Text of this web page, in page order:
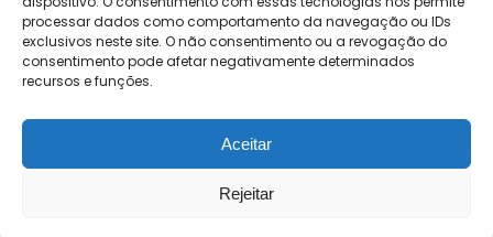
processar dados como comportamento da navegação ou IDs
exclusivos neste site. O não consentimento ou a revogação do
consentimento pode afetar negativamente determinados
recursos e funções.
Aceitar
Rejeitar
Compre melhor, compra
segura!